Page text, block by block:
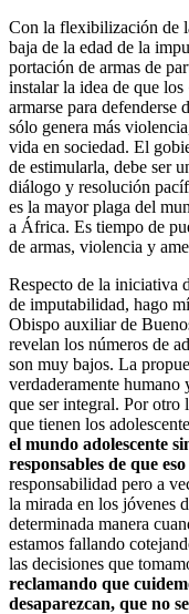
Con la flexibilización de
baja de la edad de la
portación de armas de
instalar la idea de que
armarse para defenderse
sólo genera más
vida en sociedad. El
de estimularla, debe ser
diálogo y resolución
es la mayor plaga del
a África. Es tiempo de
de armas, violencia y
Respecto de la iniciativa
de imputabilidad, hago
Obispo auxiliar de
revelan los números de
son muy bajos. La
verdaderamente humano
que ser integral. Por otro
que tienen los
el mundo adolescente
responsables de que eso
responsabilidad pero a
la mirada en los jóvenes
determinada manera
estamos fallando
las decisiones que
reclamando que
desaparezcan, que no